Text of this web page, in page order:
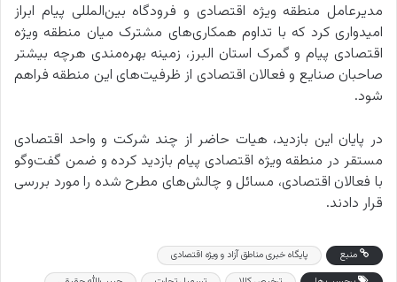
مدیرعامل منطقه ویژه اقتصادی و فرودگاه بین‌المللی پیام ابراز
امیدواری کرد که با تداوم همکاری‌های مشترک میان منطقه ویژه
اقتصادی پیام و گمرک استان البرز، زمینه بهره‌مندی هرچه بیشتر
صاحبان صنایع و فعالان اقتصادی از ظرفیت‌های این منطقه فراهم
شود.
در پایان این بازدید، هیات حاضر از چند شرکت و واحد اقتصادی
مستقر در منطقه ویژه اقتصادی پیام بازدید کرده و ضمن گفت‌وگو
با فعالان اقتصادی، مسائل و چالش‌های مطرح شده را مورد بررسی
قرار دادند.
منبع
پایگاه خبری مناطق آزاد و ویژه اقتصادی